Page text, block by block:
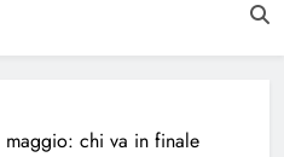
maggio: chi va in finale